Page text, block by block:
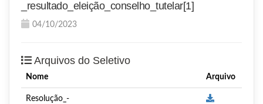
_resultado_eleição_conselho_tutelar[1]
04/10/2023
Arquivos do Seletivo
Nome Arquivo
Resolução_-